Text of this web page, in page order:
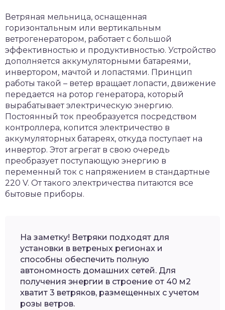
Ветряная мельница, оснащенная
горизонтальным или вертикальным
ветрогенератором, работает с большой
эффективностью и продуктивностью. Устройство
дополняется аккумуляторными батареями,
инвертором, мачтой и лопастями. Принцип
работы такой – ветер вращает лопасти, движение
передается на ротор генератора, который
вырабатывает электрическую энергию.
Постоянный ток преобразуется посредством
контроллера, копится электричество в
аккумуляторных батареях, откуда поступает на
инвертор. Этот агрегат в свою очередь
преобразует поступающую энергию в
переменный ток с напряжением в стандартные
220 V. От такого электричества питаются все
бытовые приборы.
На заметку! Ветряки подходят для
установки в ветреных регионах и
способны обеспечить полную
автономность домашних сетей. Для
получения энергии в строение от 40 м2
хватит 3 ветряков, размещенных с учетом
розы ветров.